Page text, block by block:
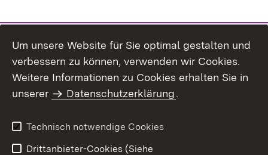
Themenübersicht
Um unsere Website für Sie optimal gestalten und
verbessern zu können, verwenden wir Cookies.
Weitere Informationen zu Cookies erhalten Sie in
unserer
Datenschutzerklärung.
Technisch notwendige Cookies
Drittanbieter-Cookies (Siehe